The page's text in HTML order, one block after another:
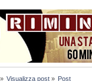
Visualizza post» Post